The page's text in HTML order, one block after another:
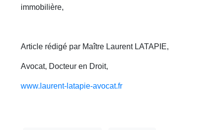
immobilière,
Article rédigé par Maître Laurent LATAPIE,
Avocat, Docteur en Droit,
www.laurent-latapie-avocat.fr